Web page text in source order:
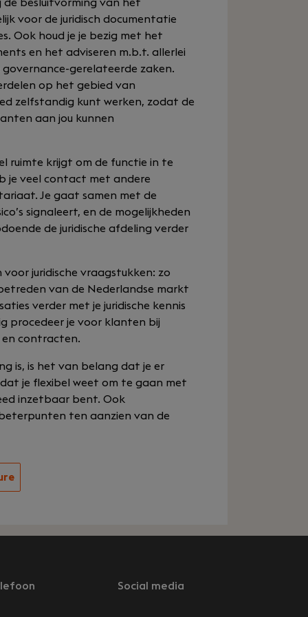
besluitvorming van het
voor de juridisch documentatie
Ook houd je je bezig met het
en het adviseren m.b.t. allerlei
gerelateerde zaken.
op het gebied van
zelfstandig kunt werken, zodat de
aan jou kunnen
ruimte krijgt om de functie in te
je veel contact met andere
Je gaat samen met de
signaleert, en de mogelijkheden
de juridische afdeling verder
juridische vraagstukken: zo
van de Nederlandse markt
verder met je juridische kennis
procedeer je voor klanten bij
contracten.
is, is het van belang dat je er
je flexibel weet om te gaan met
inzetbaar bent. Ook
ten aanzien van de
Social media